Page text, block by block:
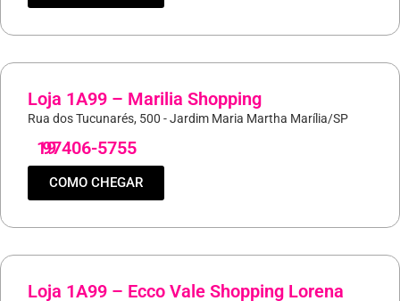
Loja 1A99 – Marilia Shopping
Rua dos Tucunarés, 500 - Jardim Maria Martha Marília/SP
19
97406-5755
COMO CHEGAR
Loja 1A99 – Ecco Vale Shopping Lorena